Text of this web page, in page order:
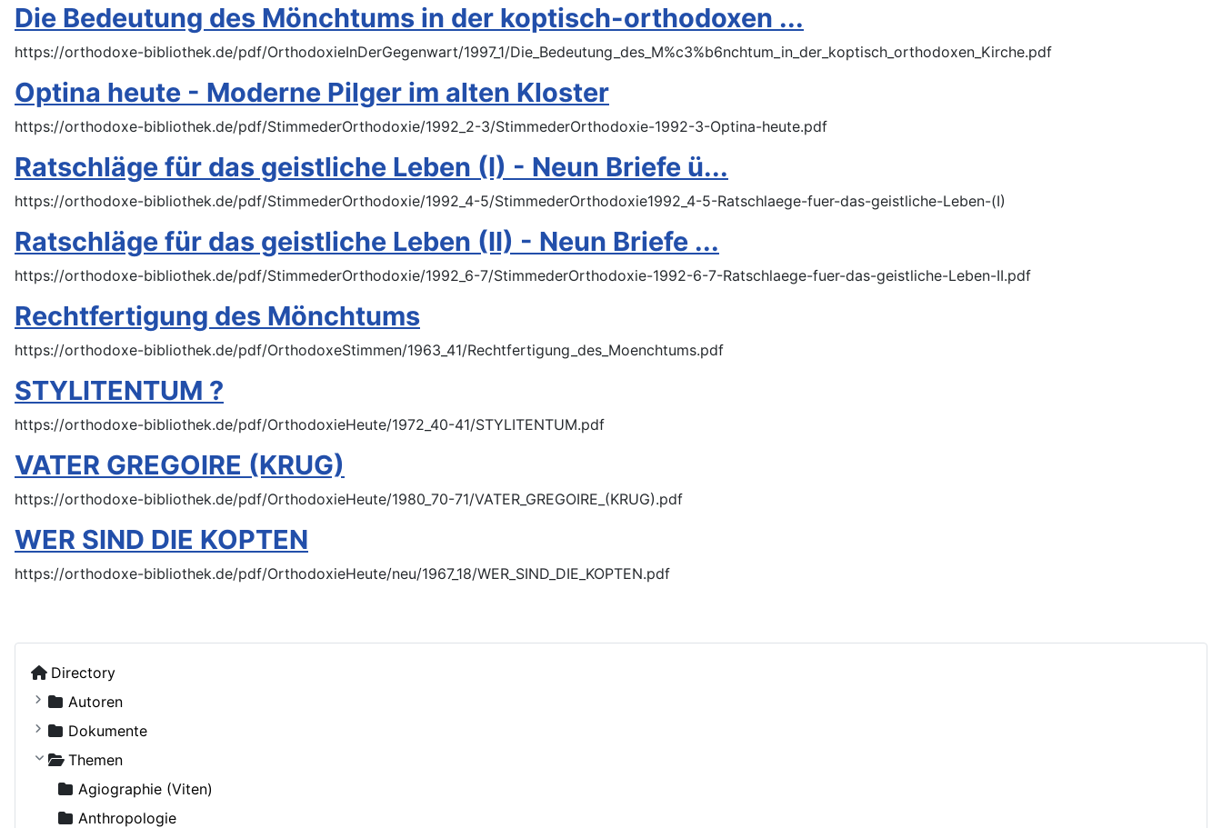
Directory
Autoren
Kostiuczuk, Jakub, Bischof von Białystok und Gdańsk
Ohne Autor
Adamenko, Natalya
Adrian (Pashin), Hegumen
Dokumente
Russische Orthodoxe Kirche
Russische Orthodoxe Kirche im Ausland
Themen
Agiographie (Viten)
Anthropologie
Die Bedeutung des Mönchtums in der koptisch-orthodoxen ...
https://orthodoxe-bibliothek.de/pdf/OrthodoxieInDerGegenwart/1997_1/Die_Bedeutung_des_M%c3%b6nchtum_in_der_koptisch_orthodoxen_Kirche.pdf
Optina heute - Moderne Pilger im alten Kloster
https://orthodoxe-bibliothek.de/pdf/StimmederOrthodoxie/1992_2-3/StimmederOrthodoxie-1992-3-Optina-heute.pdf
Ratschläge für das geistliche Leben (I) - Neun Briefe ü...
https://orthodoxe-bibliothek.de/pdf/StimmederOrthodoxie/1992_4-5/StimmederOrthodoxie1992_4-5-Ratschlaege-fuer-das-geistliche-Leben-(I)
Ratschläge für das geistliche Leben (II) - Neun Briefe ...
https://orthodoxe-bibliothek.de/pdf/StimmederOrthodoxie/1992_6-7/StimmederOrthodoxie-1992-6-7-Ratschlaege-fuer-das-geistliche-Leben-II.pdf
Rechtfertigung des Mönchtums
https://orthodoxe-bibliothek.de/pdf/OrthodoxeStimmen/1963_41/Rechtfertigung_des_Moenchtums.pdf
STYLITENTUM ?
https://orthodoxe-bibliothek.de/pdf/OrthodoxieHeute/1972_40-41/STYLITENTUM.pdf
VATER GREGOIRE (KRUG)
https://orthodoxe-bibliothek.de/pdf/OrthodoxieHeute/1980_70-71/VATER_GREGOIRE_(KRUG).pdf
WER SIND DIE KOPTEN
https://orthodoxe-bibliothek.de/pdf/OrthodoxieHeute/neu/1967_18/WER_SIND_DIE_KOPTEN.pdf